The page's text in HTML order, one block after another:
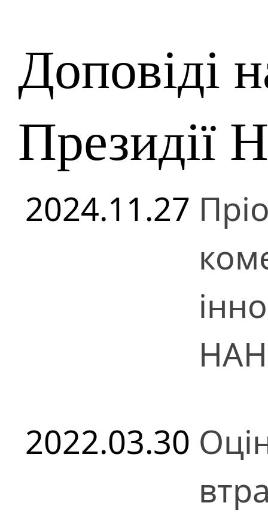
Доповіді
Президії
2024.11.27
2022.03.30